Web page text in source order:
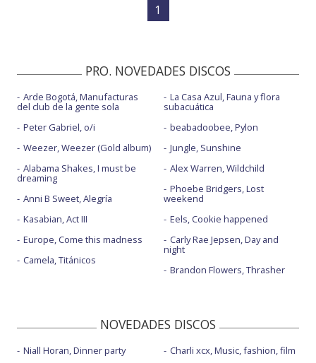
1
PRO. NOVEDADES DISCOS
Arde Bogotá, Manufacturas
del club de la gente sola
Peter Gabriel, o/i
Weezer, Weezer (Gold album)
Alabama Shakes, I must be
dreaming
Anni B Sweet, Alegría
Kasabian, Act III
Europe, Come this madness
Camela, Titánicos
La Casa Azul, Fauna y flora
subacuática
beabadoobee, Pylon
Jungle, Sunshine
Alex Warren, Wildchild
Phoebe Bridgers, Lost
weekend
Eels, Cookie happened
Carly Rae Jepsen, Day and
night
Brandon Flowers, Thrasher
NOVEDADES DISCOS
Niall Horan, Dinner party
Charli xcx, Music, fashion, film